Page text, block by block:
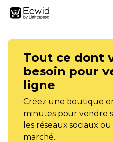
Tout ce dont
besoin pour
ligne
Créez une boutique
minutes pour vendre
les réseaux sociaux
marché.